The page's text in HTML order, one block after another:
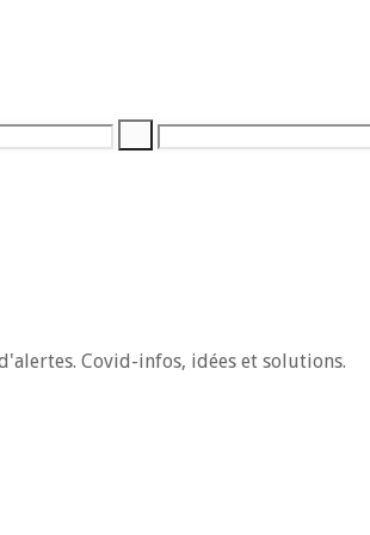
Recherche
Covid-infos, idées et solutions.